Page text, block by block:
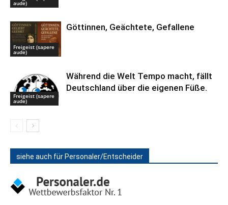
aude)
Freigeist (sapere
aude)
Göttinnen, Geächtete, Gefallene
Freigeist (sapere
aude)
Während die Welt Tempo macht, fällt
Deutschland über die eigenen Füße.
siehe auch für Personaler/Entscheider